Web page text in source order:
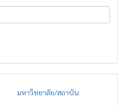
มหาวิทยาลัย/สถาบัน